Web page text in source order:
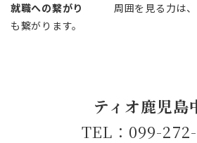
就職への繋がり 周囲を見る力は
も繋がります。
ティオ鹿児島
TEL：099-